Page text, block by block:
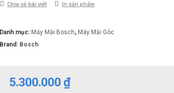
Chia sẻ bài viết In sản phẩm
Danh mục: Máy Mài Bosch, Máy Mài Góc
Brand: Bosch
5.300.000₫